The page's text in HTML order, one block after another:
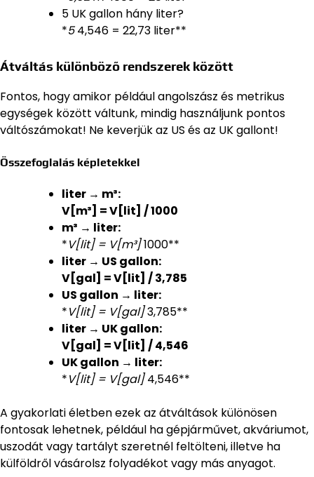
5 UK gallon hány liter?
*54,546 = 22,73 liter**
Átváltás különböző rendszerek között
Fontos, hogy amikor például angolszász és metrikus
egységek között váltunk, mindig használjunk pontos
váltószámokat! Ne keverjük az US és az UK gallont!
Összefoglalás képletekkel
liter → m³:
V[m³] = V[lit] / 1000
m³ → liter:
*V[lit] = V[m³]1000**
liter → US gallon:
V[gal] = V[lit] / 3,785
US gallon → liter:
*V[lit] = V[gal]3,785**
liter → UK gallon:
V[gal] = V[lit] / 4,546
UK gallon → liter:
*V[lit] = V[gal]4,546**
A gyakorlati életben ezek az átváltások különösen
fontosak lehetnek, például ha gépjárművet, akváriumot,
uszodát vagy tartályt szeretnél feltölteni, illetve ha
külföldről vásárolsz folyadékot vagy más anyagot.